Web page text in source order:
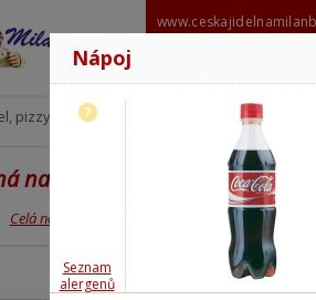
pizzy
606
nabídka
Celá nabídka
Nápoj
?
Seznam
alergenů